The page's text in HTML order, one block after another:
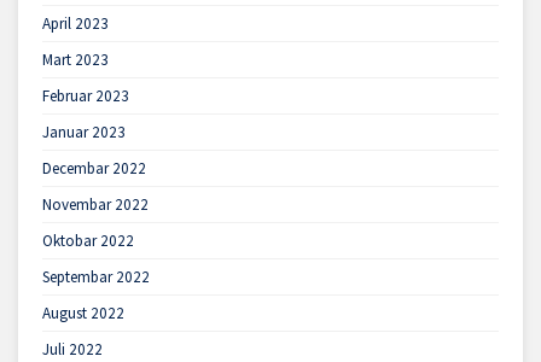
April 2023
Mart 2023
Februar 2023
Januar 2023
Decembar 2022
Novembar 2022
Oktobar 2022
Septembar 2022
August 2022
Juli 2022